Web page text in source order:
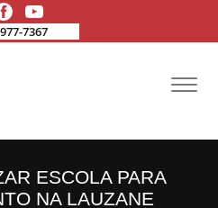
7367
ESCOLA PARA
NA LAUZANE